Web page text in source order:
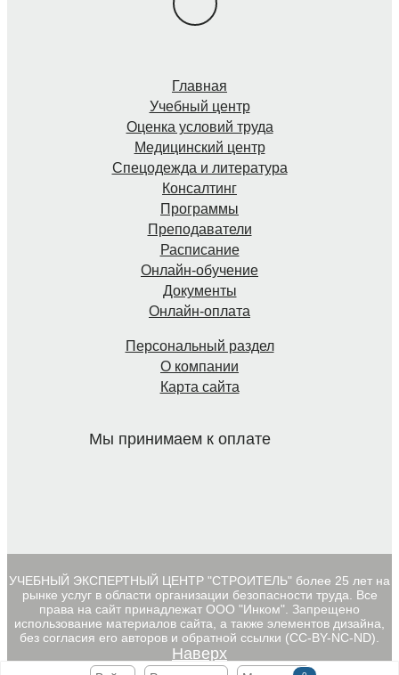
Главная
Учебный центр
Оценка условий труда
Медицинский центр
Спецодежда и литература
Консалтинг
Программы
Преподаватели
Расписание
Онлайн-обучение
Документы
Онлайн-оплата
Персональный раздел
О компании
Карта сайта
Мы принимаем к оплате
УЧЕБНЫЙ ЭКСПЕРТНЫЙ ЦЕНТР "СТРОИТЕЛЬ" более 25 лет на
рынке услуг в области организации безопасности труда. Все
права на сайт принадлежат ООО "Инком". Запрещено
использование материалов сайта, а также элементов дизайна,
без согласия его авторов и обратной ссылки (CC-BY-NC-ND).
Наверх